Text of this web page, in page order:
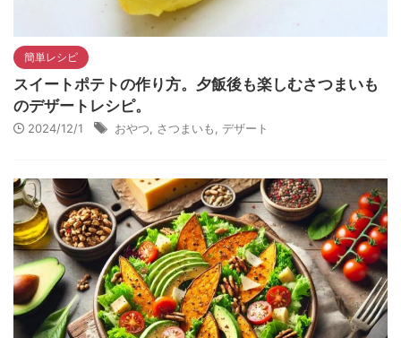
簡単レシピ
スイートポテトの作り方。夕飯後も楽しむさつまいも
のデザートレシピ。
2024/12/1 おやつ さつまいも デザート